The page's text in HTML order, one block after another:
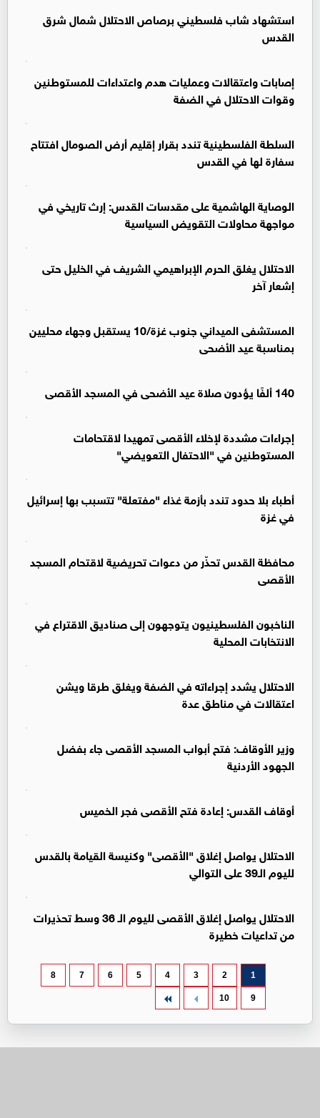
استشهاد شاب فلسطيني برصاص الاحتلال شمال شرق
القدس
إصابات واعتقالات وعمليات هدم واعتداءات للمستوطنين
وقوات الاحتلال في الضفة
السلطة الفلسطينية تندد بقرار إقليم أرض الصومال افتتاح
سفارة لها في القدس
الوصاية الهاشمية على مقدسات القدس: إرث تاريخي في
مواجهة محاولات التقويض السياسية
الاحتلال يغلق الحرم الإبراهيمي الشريف في الخليل حتى
إشعار آخر
المستشفى الميداني جنوب غزة/10 يستقبل وجهاء محليين
بمناسبة عيد الأضحى
140 ألفًا يؤدون صلاة عيد الأضحى في المسجد الأقصى
إجراءات مشددة لإخلاء الأقصى تمهيدا لاقتحامات
المستوطنين في "الاحتفال التعويضي"
أطباء بلا حدود تندد بأزمة غذاء "مفتعلة" تتسبب بها إسرائيل
في غزة
محافظة القدس تحذّر من دعوات تحريضية لاقتحام المسجد
الأقصى
الناخبون الفلسطينيون يتوجهون إلى صناديق الاقتراع في
الانتخابات المحلية
الاحتلال يشدد إجراءاته في الضفة ويغلق طرقا ويشن
اعتقالات في مناطق عدة
وزير الأوقاف: فتح أبواب المسجد الأقصى جاء بفضل
الجهود الأردنية
أوقاف القدس: إعادة فتح الأقصى فجر الخميس
الاحتلال يواصل إغلاق "الأقصى" وكنيسة القيامة بالقدس
لليوم الـ39 على التوالي
الاحتلال يواصل إغلاق الأقصى لليوم الـ 36 وسط تحذيرات
من تداعيات خطيرة
1
2
3
4
5
6
7
8
9
10